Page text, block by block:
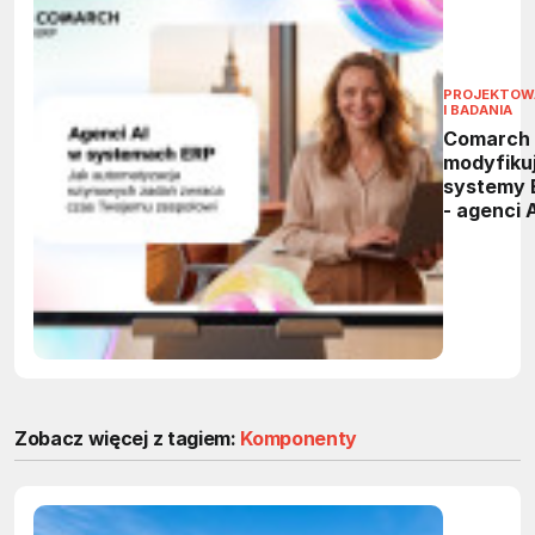
I BADANIA
Comarch
systemy
- agenci
Zobacz więcej z tagiem: Komponenty